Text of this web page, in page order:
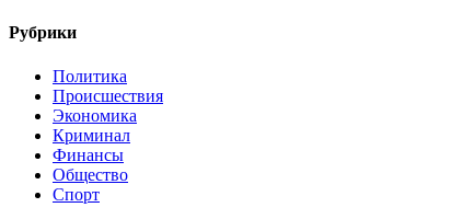
Рубрики
Политика
Происшествия
Экономика
Криминал
Финансы
Общество
Спорт